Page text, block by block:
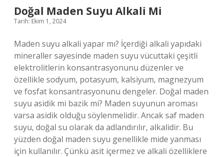
Doğal Maden Suyu Alkali Mi
Tarih: Ekim 1, 2024
Maden suyu alkali yapar mı? İçerdiği alkali yapıdaki
mineraller sayesinde maden suyu vücuttaki çeşitli
elektrolitlerin konsantrasyonunu düzenler ve
özellikle sodyum, potasyum, kalsiyum, magnezyum
ve fosfat konsantrasyonunu dengeler. Doğal maden
suyu asidik mi bazik mi? Maden suyunun aroması
varsa asidik olduğu söylenmelidir. Ancak saf maden
suyu, doğal su olarak da adlandırılır, alkalidir. Bu
yüzden doğal maden suyu genellikle mide yanması
için kullanılır. Çünkü asit içermez ve alkali özelliklere